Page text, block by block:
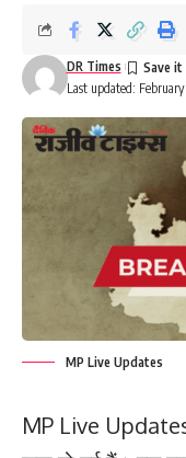
Last updated: February
DR Times
MP Live Updates
MP Live Updates: